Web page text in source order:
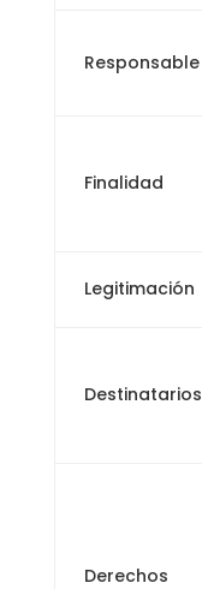
Responsable
Finalidad
Legitimación
Destinatarios
Derechos